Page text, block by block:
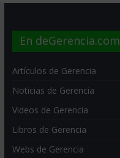
En deGerencia.com
Artículos de Gerencia
Noticias de Gerencia
Videos de Gerencia
Libros de Gerencia
Webs de Gerencia